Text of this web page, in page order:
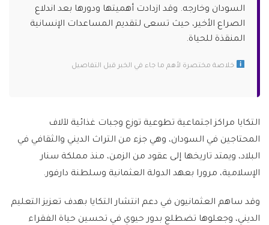
السودان وخارجه. وقد ازدادت أهميتها ودورها بعد اندلاع
الصراع الأخير، حيث تسعى لتقديم المساعدات الإنسانية
المنقذة للحياة.
خلاصة مختصرة لأهم ما جاء في الخبر قبل التفاصيل
التكايا مراكز اجتماعية تطوعية توزع وجبات غذائية لآلاف
المحتاجين في السودان، وهي جزء من التراث الديني والثقافي في
البلاد، ويمتد تاريخها إلى عقود من الزمن، منذ مملكة سنار
الإسلامية، مرورا بعهد الدولة العثمانية وسلطنة دارفور.
وقد ساهم العثمانيون في دعم انتشار التكايا بهدف تعزيز التعليم
الديني، وجعلوها تضطلع بدور حيوي في تحسين حياة الفقراء